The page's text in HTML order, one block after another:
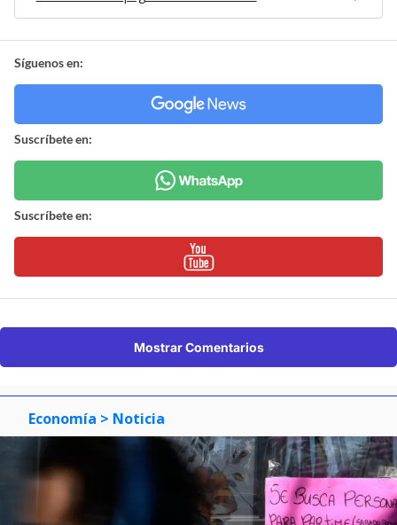
Síguenos en:
Suscríbete en:
Suscríbete en:
Mostrar Comentarios
Economía > Noticia